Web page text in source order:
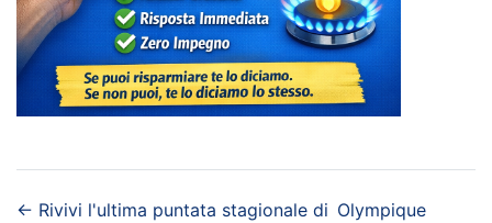
← Rivivi l'ultima puntata stagionale di Olympique